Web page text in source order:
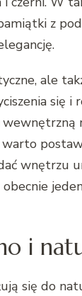
z
ale
się i
wnętrzu
i
się do